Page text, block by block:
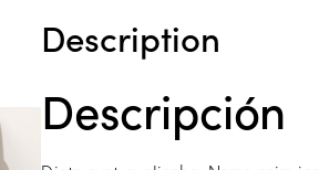
Description
Descripción